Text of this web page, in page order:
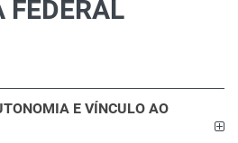
FEDERAL
E VÍNCULO AO